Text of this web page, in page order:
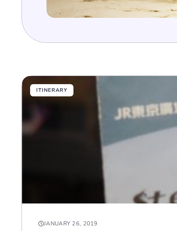
ITINERARY
JANUARY 26, 2019